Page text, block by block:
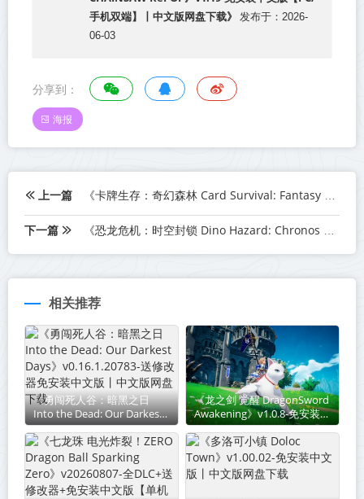
手机双端】丨中文版网盘下载》
发布于：2026-
06-03
分享到：
海报
上一篇 《卡牌生存：奇幻森林 Card Survival: Fantasy Forest》v0.64c-免安装中文版丨中文版网盘下载
下一篇 《恐龙危机：时空封锁 Dino Hazard: Chronos Blackout》Build.23498139-免安装中文版丨中文版网盘下载
相关推荐
《勇闯死人谷：暗黑之日
Into the Dead: Our Darkest
Days》v0.16.1.20783-送修改
器免安装中文版丨中文版网盘
下载
《龙之剑 觉醒 DragonSword
Awakening》v1.0.8-免安装中
文版丨中文版网盘下载